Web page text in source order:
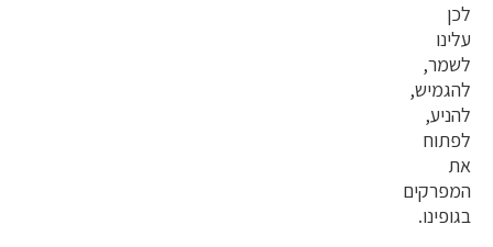
לכן
עלינו
לשמר,
להגמיש,
להניע,
לפתוח
את
המפרקים
בגופינו.